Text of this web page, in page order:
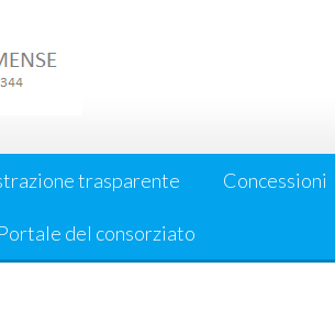
trasparente Concessioni
del consorziato